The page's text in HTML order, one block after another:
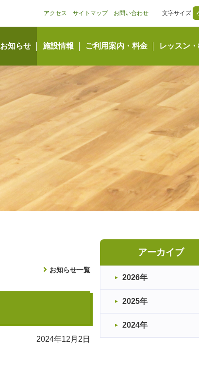
アクセス サイトマップ お問い合わせ
お知らせ 施設情報 ご利用案内・料金 レッスン
文字サイズ
お知らせ一覧
2024年12月2日
アーカイブ
2026年
2025年
2024年